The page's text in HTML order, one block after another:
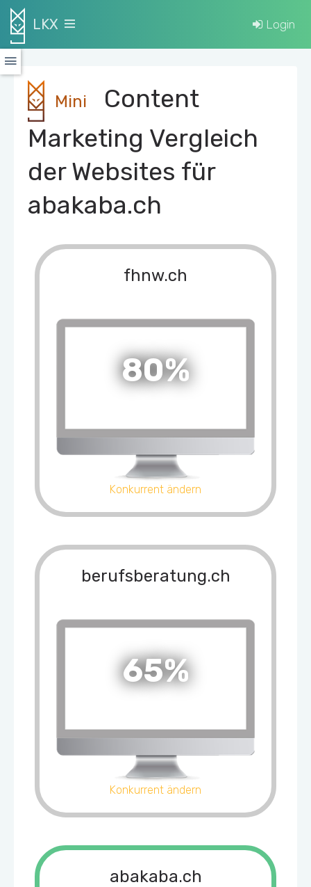
LKX Login
Mini
Content
Marketing Vergleich
der Websites für
abakaba.ch
fhnw.ch
80%
Konkurrent ändern
berufsberatung.ch
65%
Konkurrent ändern
abakaba.ch